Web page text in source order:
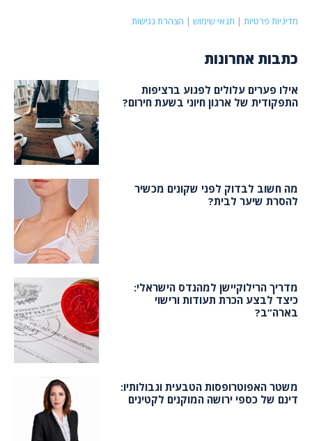
מדיניות פרטיות | תנאי שימוש | הצהרת נגישות
כתבות אחרונות
אילו פערים עלולים לפגוע ברציפות
התפקודית של ארגון חיוני בשעת חירום?
מה חשוב לבדוק לפני שקונים מכשיר
להסרת שיער לבית?
מדריך הרילוקיישן למהנדס הישראלי:
כיצד לבצע הכרת תעודות ורישוי
בארה”ב?
משטר האפוטרופסות הטבעית וגבולותיו:
דינם של כספי ירושה המוקנים לקטינים